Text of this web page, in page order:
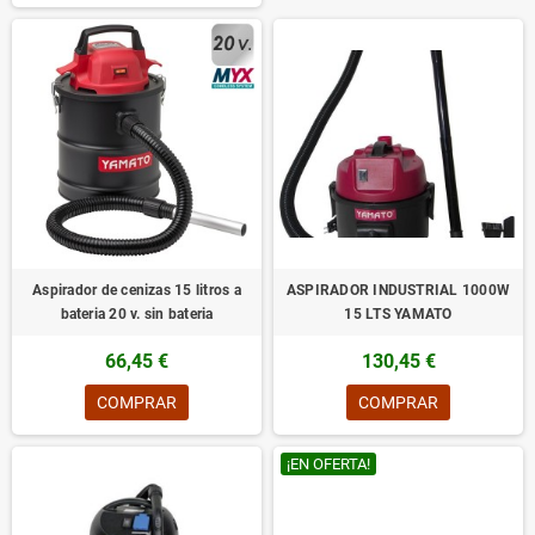
Aspirador de cenizas 15 litros a
bateria 20 v. sin bateria
66,45 €
COMPRAR
ASPIRADOR INDUSTRIAL 1000W
15 LTS YAMATO
130,45 €
COMPRAR
¡EN OFERTA!